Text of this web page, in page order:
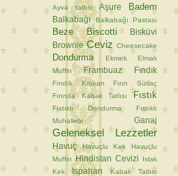
Ayva tatlısı Aşure Badem
Balkabağı Balkabağı Pastası
Beze Biscotti
Bisküvi
Brownie Ceviz Cheesecake
Dondurma Ekmek
Elmalı
Muffin
Frambuaz Fındık
Fındık Krokan
Fırın Sütlaç
Fırında Kabak Tatlısı
Fıstık
Fıstıklı Dondurma
Fıstıklı
Muhallebi
Ganaj
Geleneksel Lezzetler
Havuç Havuçlu Kek
Havuçlu
Muffin Hindistan Cevizi
Islak
Kek
Ispahan Kabak Tatlısı